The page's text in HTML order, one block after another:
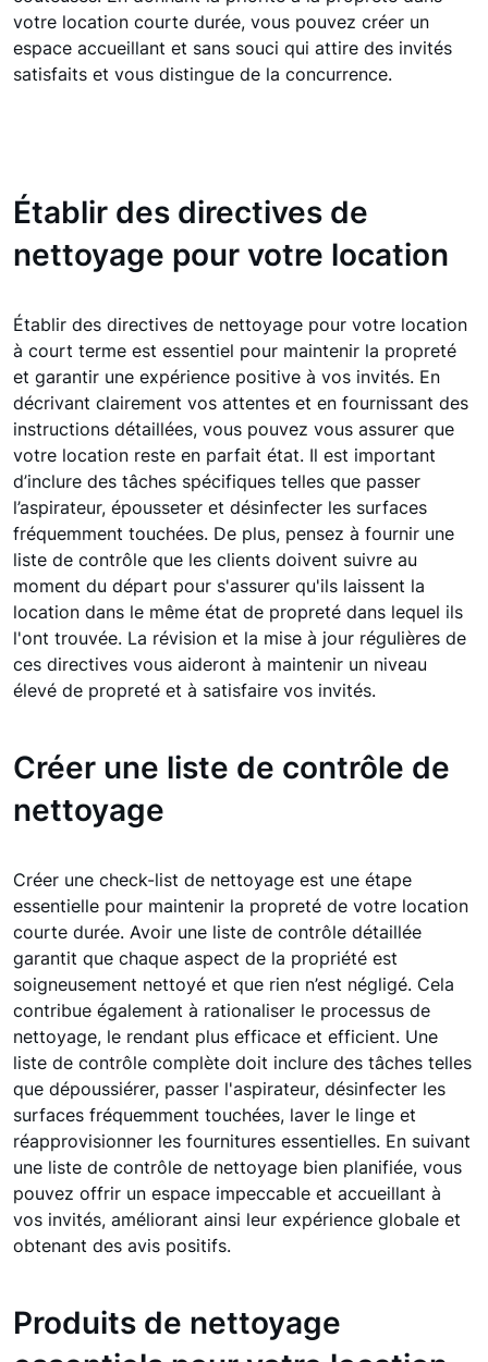
votre location courte durée, vous pouvez créer un
espace accueillant et sans souci qui attire des invités
satisfaits et vous distingue de la concurrence.
Établir des directives de
nettoyage pour votre location
Établir des directives de nettoyage pour votre location
à court terme est essentiel pour maintenir la propreté
et garantir une expérience positive à vos invités. En
décrivant clairement vos attentes et en fournissant des
instructions détaillées, vous pouvez vous assurer que
votre location reste en parfait état. Il est important
d’inclure des tâches spécifiques telles que passer
l’aspirateur, épousseter et désinfecter les surfaces
fréquemment touchées. De plus, pensez à fournir une
liste de contrôle que les clients doivent suivre au
moment du départ pour s'assurer qu'ils laissent la
location dans le même état de propreté dans lequel ils
l'ont trouvée. La révision et la mise à jour régulières de
ces directives vous aideront à maintenir un niveau
élevé de propreté et à satisfaire vos invités.
Créer une liste de contrôle de
nettoyage
Créer une check-list de nettoyage est une étape
essentielle pour maintenir la propreté de votre location
courte durée. Avoir une liste de contrôle détaillée
garantit que chaque aspect de la propriété est
soigneusement nettoyé et que rien n’est négligé. Cela
contribue également à rationaliser le processus de
nettoyage, le rendant plus efficace et efficient. Une
liste de contrôle complète doit inclure des tâches telles
que dépoussiérer, passer l'aspirateur, désinfecter les
surfaces fréquemment touchées, laver le linge et
réapprovisionner les fournitures essentielles. En suivant
une liste de contrôle de nettoyage bien planifiée, vous
pouvez offrir un espace impeccable et accueillant à
vos invités, améliorant ainsi leur expérience globale et
obtenant des avis positifs.
Produits de nettoyage